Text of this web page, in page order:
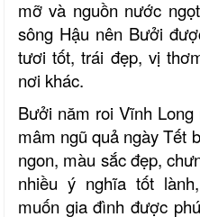
mỡ và nguồn nước
sông Hậu nên Bưởi
tươi tốt, trái đẹp, vị
nơi khác.
Bưởi năm roi Vĩnh
mâm ngũ quả ngày Tết
ngon, màu sắc đẹp,
nhiều ý nghĩa tốt
muốn gia đình được